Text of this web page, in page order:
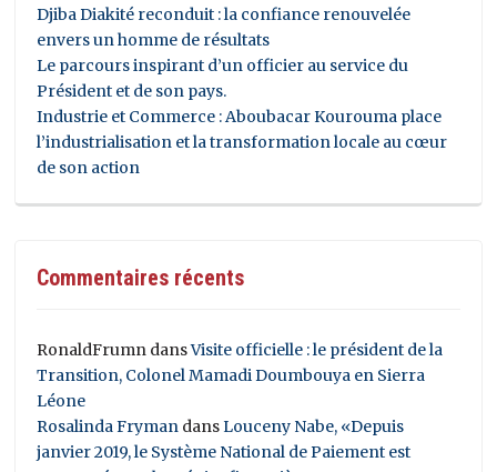
Djiba Diakité reconduit : la confiance renouvelée
envers un homme de résultats
Le parcours inspirant d’un officier au service du
Président et de son pays.
Industrie et Commerce : Aboubacar Kourouma place
l’industrialisation et la transformation locale au cœur
de son action
Commentaires récents
RonaldFrumn dansVisite officielle : le président de la
Transition, Colonel Mamadi Doumbouya en Sierra
Léone
Rosalinda Fryman dansLouceny Nabe, «Depuis
janvier 2019, le Système National de Paiement est